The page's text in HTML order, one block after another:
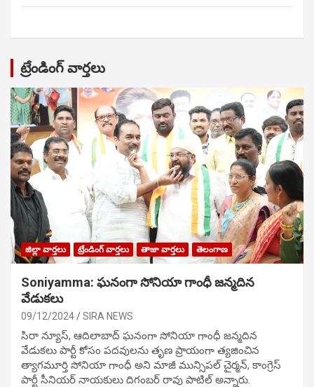
ట్రేండింగ్ వార్తలు
జిల్లా వార్తలు ట్రేండింగ్ వార్తలు తాజా వార్తలు తెలంగాణ
Soniyamma: ఘ‌నంగా సోనియా గాంధీ జ‌న్మ‌దిన
వేడుక‌లు
09/12/2024 SIRA NEWS
సిరా న్యూస్, ఆదిలాబాద్ ఘ‌నంగా సోనియా గాంధీ జ‌న్మ‌దిన
వేడుక‌లు పార్టీ కోసం ప‌ద‌వుల‌ను తృణ ప్రాయంగా త్య‌జించిన
త్యాగమూర్తి సోనియా గాంధీ అని మాజీ మున్సిప‌ల్ చైర్మ‌న్, కాంగ్రెస్
పార్టీ సీనియ‌ర్ నాయ‌కులు దిగంబ‌ర్ రావు పాటిల్ అన్నారు.